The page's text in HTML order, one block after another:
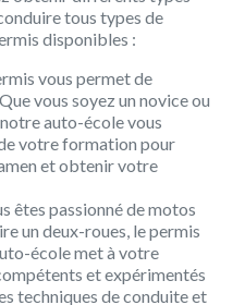
tous types de
disponibles :
vous permet de
vous soyez un novice ou
auto-école vous
votre formation pour
et obtenir votre
êtes passionné de motos
un deux-roues, le permis
école met à votre
et expérimentés
techniques de conduite et